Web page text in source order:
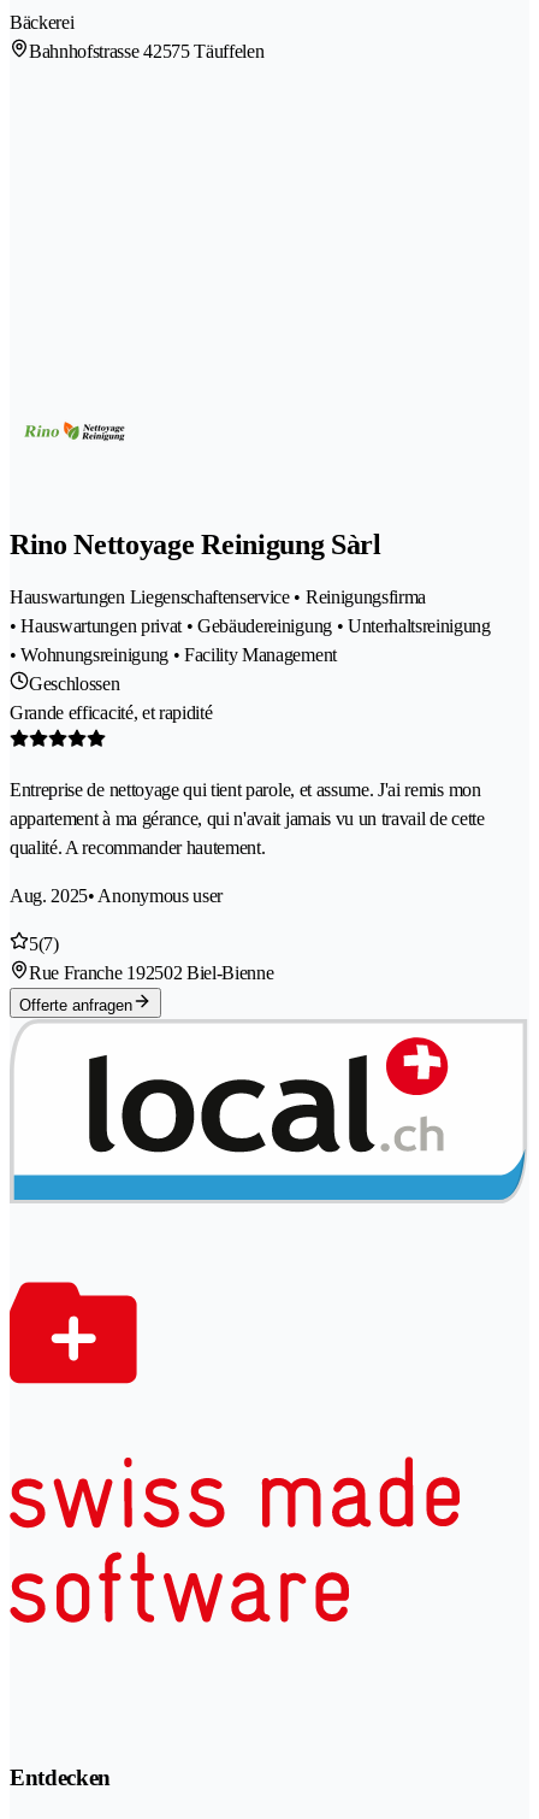
Bäckerei
Bahnhofstrasse 42575 Täuffelen
Rino Nettoyage Reinigung Sàrl
Hauswartungen Liegenschaftenservice • Reinigungsfirma
• Hauswartungen privat • Gebäudereinigung • Unterhaltsreinigung
• Wohnungsreinigung • Facility Management
Geschlossen
Grande efficacité, et rapidité
Entreprise de nettoyage qui tient parole, et assume. J'ai remis mon
appartement à ma gérance, qui n'avait jamais vu un travail de cette
qualité. A recommander hautement.
Aug. 2025• Anonymous user
5(7)
Rue Franche 192502 Biel-Bienne
Offerte anfragen
Entdecken